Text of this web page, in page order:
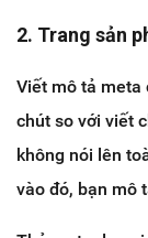
2. Trang sản
Viết mô tả meta
chút so với viết
không nói lên
vào đó, bạn mô